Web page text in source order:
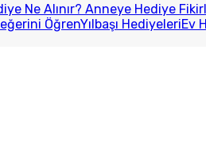
Ne Alınır? Anneye Hediye
ÖğrenYılbaşı HediyeleriEv